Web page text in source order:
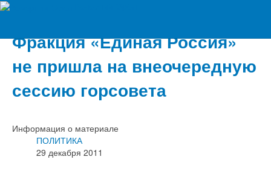
Фракция «Единая Россия»
не пришла на внеочередную
сессию горсовета
Информация о материале
ПОЛИТИКА
29 декабря 2011